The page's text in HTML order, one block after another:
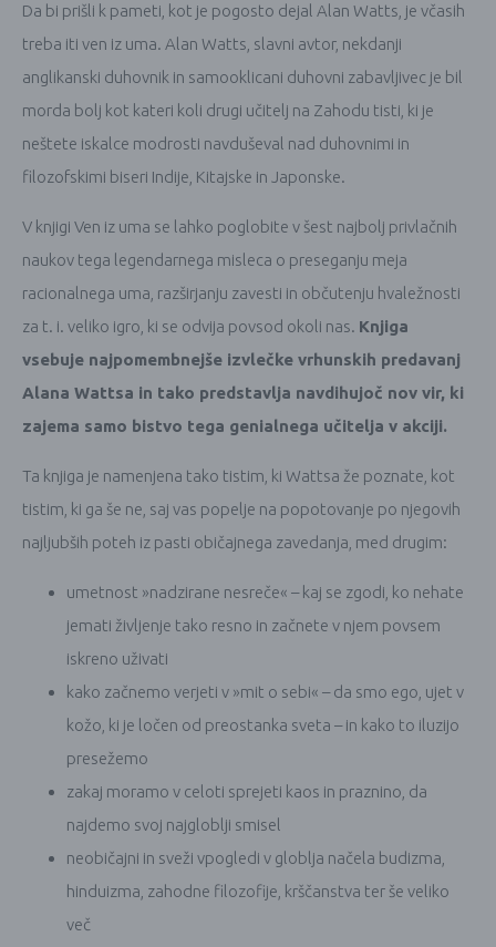
Da bi prišli k pameti, kot je pogosto dejal Alan Watts, je včasih
treba iti ven iz uma. Alan Watts, slavni avtor, nekdanji
anglikanski duhovnik in samooklicani duhovni zabavljivec je bil
morda bolj kot kateri koli drugi učitelj na Zahodu tisti, ki je
neštete iskalce modrosti navduševal nad duhovnimi in
filozofskimi biseri Indije, Kitajske in Japonske.
V knjigi Ven iz uma se lahko poglobite v šest najbolj privlačnih
naukov tega legendarnega misleca o preseganju meja
racionalnega uma, razširjanju zavesti in občutenju hvaležnosti
za t. i. veliko igro, ki se odvija povsod okoli nas. Knjiga
vsebuje najpomembnejše izvlečke vrhunskih predavanj
Alana Wattsa in tako predstavlja navdihujoč nov vir, ki
zajema samo bistvo tega genialnega učitelja v akciji.
Ta knjiga je namenjena tako tistim, ki Wattsa že poznate, kot
tistim, ki ga še ne, saj vas popelje na popotovanje po njegovih
najljubših poteh iz pasti običajnega zavedanja, med drugim:
umetnost »nadzirane nesreče« – kaj se zgodi, ko nehate
jemati življenje tako resno in začnete v njem povsem
iskreno uživati
kako začnemo verjeti v »mit o sebi« – da smo ego, ujet v
kožo, ki je ločen od preostanka sveta – in kako to iluzijo
presežemo
zakaj moramo v celoti sprejeti kaos in praznino, da
najdemo svoj najgloblji smisel
neobičajni in sveži vpogledi v globlja načela budizma,
hinduizma, zahodne filozofije, krščanstva ter še veliko
več